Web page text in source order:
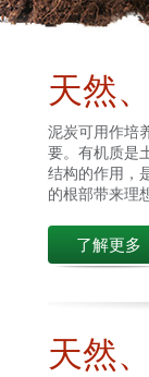
天然
泥炭可用作培
要。有机质是
结构的作用，
的根部带来理
了解更多
天然